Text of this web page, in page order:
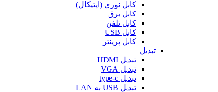
کابل نوری (اپتیکال)
کابل برق
کابل تلفن
کابل USB
کابل پرینتر
تبدیل
تبدیل HDMI
تبدیل VGA
تبدیل type-c
تبدیل USB به LAN